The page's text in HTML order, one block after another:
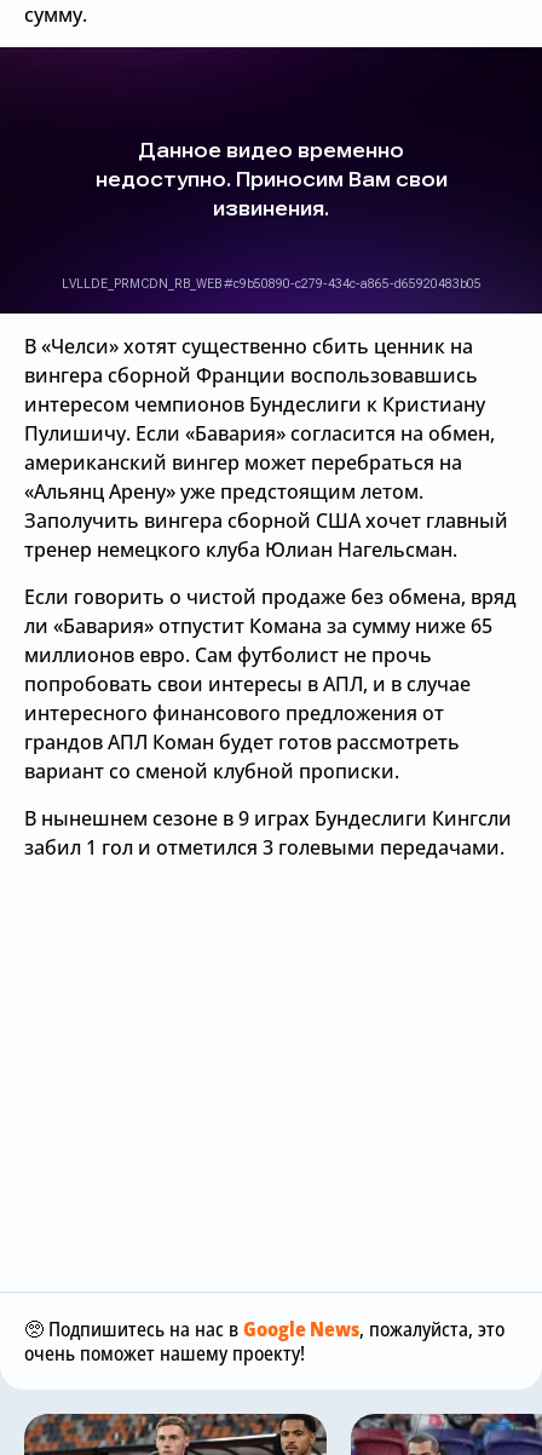
сумму.
В «Челси» хотят существенно сбить ценник на
вингера сборной Франции воспользовавшись
интересом чемпионов Бундеслиги к Кристиану
Пулишичу. Если «Бавария» согласится на обмен,
американский вингер может перебраться на
«Альянц Арену» уже предстоящим летом.
Заполучить вингера сборной США хочет главный
тренер немецкого клуба Юлиан Нагельсман.
Если говорить о чистой продаже без обмена, вряд
ли «Бавария» отпустит Комана за сумму ниже 65
миллионов евро. Сам футболист не прочь
попробовать свои интересы в АПЛ, и в случае
интересного финансового предложения от
грандов АПЛ Коман будет готов рассмотреть
вариант со сменой клубной прописки.
В нынешнем сезоне в 9 играх Бундеслиги Кингсли
забил 1 гол и отметился 3 голевыми передачами.
🥺 Подпишитесь на нас вGoogle News, пожалуйста, это
очень поможет нашему проекту!